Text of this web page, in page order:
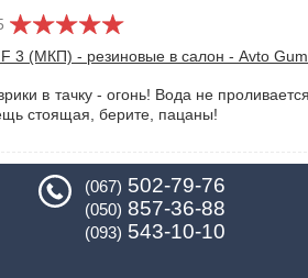
F 3 (МКП) - резиновые в салон - Avto
в тачку - огонь! Вода не
стоящая, берите, пацаны!
(067) 502-79-76
(050) 857-36-88
(093) 543-10-10